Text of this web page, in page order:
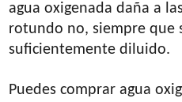
agua oxigenada daña a
rotundo no, siempre que
suficientemente diluido.
Puedes comprar agua